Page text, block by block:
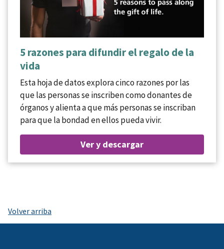
5 razones para difundir el regalo de la
vida
Esta hoja de datos explora cinco razones por las
que las personas se inscriben como donantes de
órganos y alienta a que más personas se inscriban
para que la bondad en ellos pueda vivir.
Ver y descargar
Volver arriba